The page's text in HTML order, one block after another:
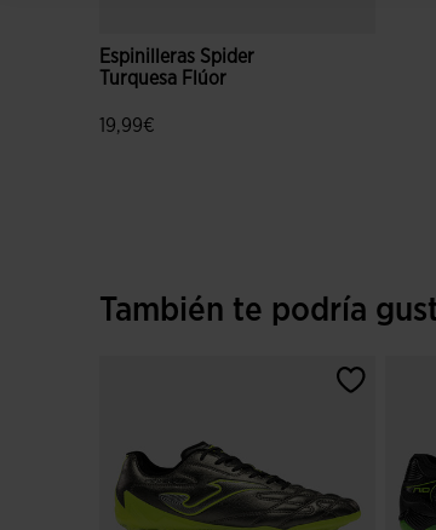
Espinilleras Spider
Turquesa Flúor
19,99€
También te podría